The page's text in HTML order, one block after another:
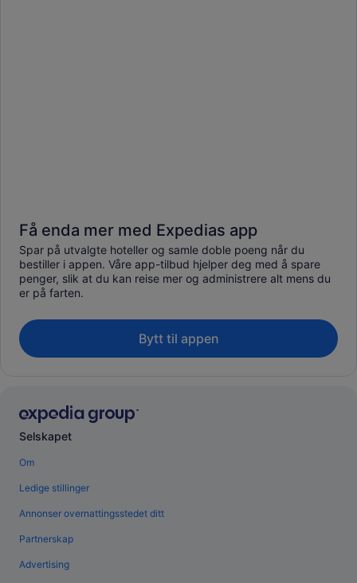
Få enda mer med Expedias app
Spar på utvalgte hoteller og samle doble poeng når du
bestiller i appen. Våre app-tilbud hjelper deg med å spare
penger, slik at du kan reise mer og administrere alt mens du
er på farten.
Bytt til appen
Selskapet
Om
Ledige stillinger
Annonser overnattingsstedet ditt
Partnerskap
Advertising